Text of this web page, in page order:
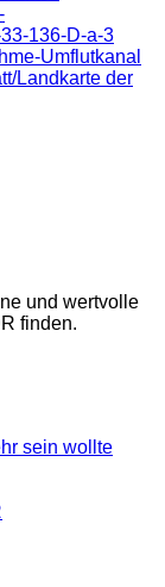
Umflutkanal
Landkarte der
und wertvolle
finden.
sein wollte